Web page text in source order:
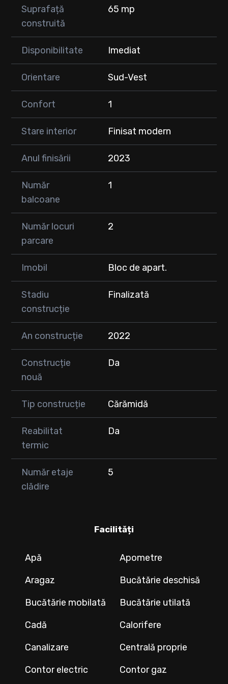
Suprafață
construită
65 mp
Disponibilitate Imediat
Orientare Sud-Vest
Confort 1
Stare interior Finisat modern
Anul finisării 2023
Număr
balcoane
1
Număr locuri
parcare
2
Imobil Bloc de apart.
Stadiu
construcție
Finalizată
An construcție 2022
Construcție
nouă
Da
Tip construcție Cărămidă
Reabilitat
termic
Da
Număr etaje
clădire
5
Facilități
Apă
Apometre
Aragaz
Bucătărie deschisă
Bucătărie mobilată
Bucătărie utilată
Cadă
Calorifere
Canalizare
Centrală proprie
Contor electric
Contor gaz